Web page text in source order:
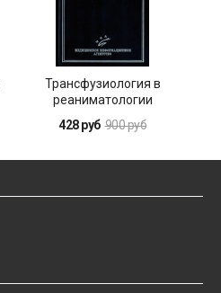
Трансфузиология в
реаниматологии
428 руб 900 руб